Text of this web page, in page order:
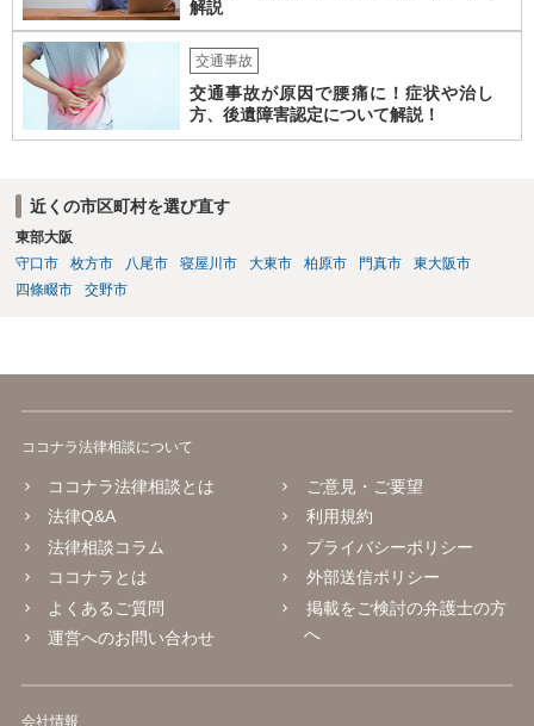
解説
交通事故
交通事故が原因で腰痛に！症状や治し
方、後遺障害認定について解説！
近くの市区町村を選び直す
東部大阪
守口市
枚方市 八尾市 寝屋川市 大東市 柏原市 門真市
東大阪市
四條畷市
交野市
ココナラ法律相談について
ココナラ法律相談とは
法律Q&A
法律相談コラム
ココナラとは
よくあるご質問
運営へのお問い合わせ
ご意見・ご要望
利用規約
プライバシーポリシー
外部送信ポリシー
掲載をご検討の弁護士の方
へ
会社情報